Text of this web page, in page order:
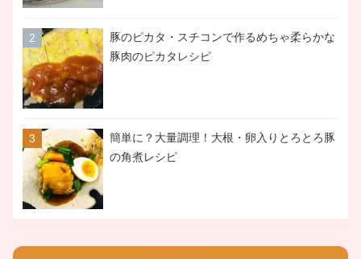
豚のピカタ・スチコンで作るめちゃ柔らかな
豚肉のピカタレシピ
簡単に？大量調理！大根・卵入りとろとろ豚
の角煮レシピ